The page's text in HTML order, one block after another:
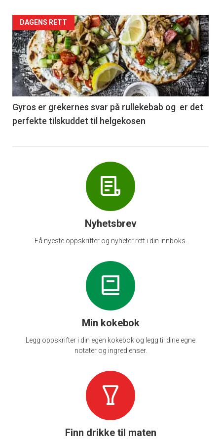
Forsiden
akkurat
nå
-
6
DAGENS RETT
Gyros er grekernes svar på rullekebab og er det
perfekte tilskuddet til helgekosen
Nyhetsbrev
Få nyeste oppskrifter og nyheter rett i din innboks.
Min kokebok
Legg oppskrifter i din egen kokebok og legg til dine egne
notater og ingredienser.
Finn drikke til maten